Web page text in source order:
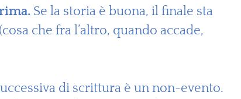
Se la storia è buona, il finale sta
che fra l’altro, quando accade,
di scrittura è un non-evento.